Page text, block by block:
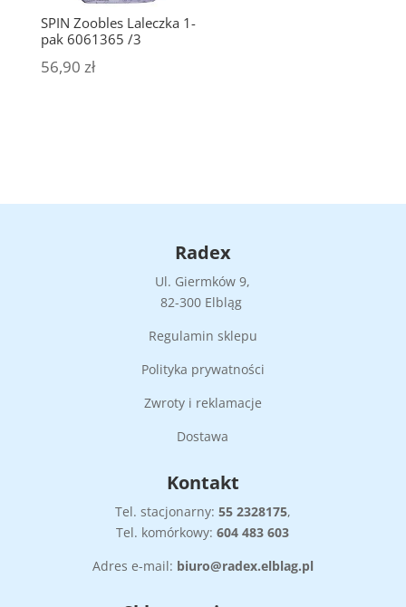
SPIN Zoobles Laleczka 1-
pak 6061365 /3
56,90 zł
Radex
Ul. Giermków 9,
82-300 Elbląg
Regulamin sklepu
Polityka prywatności
Zwroty i reklamacje
Dostawa
Kontakt
Tel. stacjonarny: 55 2328175,
Tel. komórkowy:604 483 603
Adres e-mail: biuro@radex.elblag.pl